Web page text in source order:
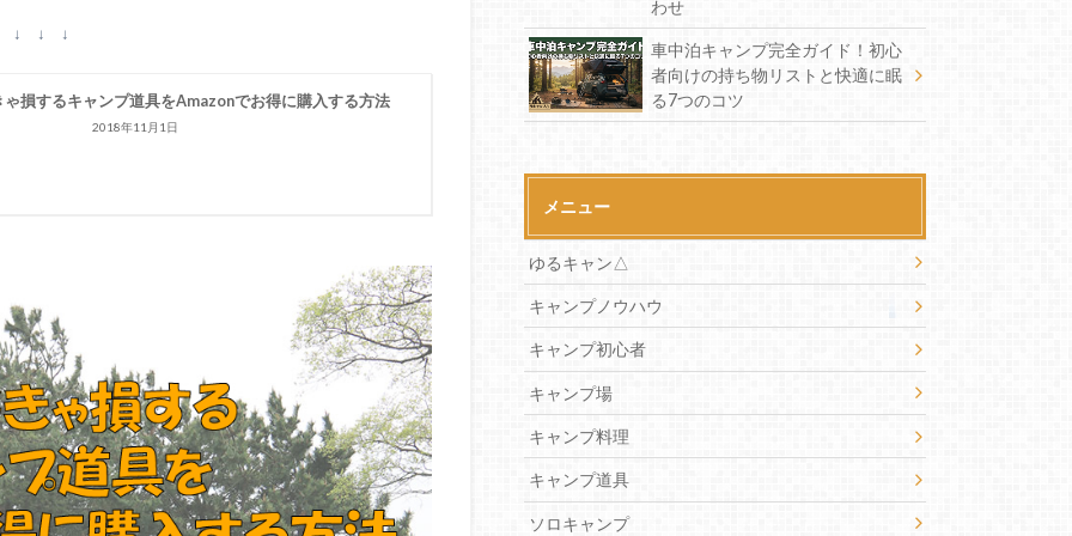
↓ ↓ ↓
ゃ損するキャンプ道具をAmazonでお得に購入する方法
2018年11月1日
わせ
車中泊キャンプ完全ガイド！初心
者向けの持ち物リストと快適に眠
る7つのコツ
メニュー
ゆるキャン△
キャンプノウハウ
キャンプ初心者
キャンプ場
キャンプ料理
キャンプ道具
ソロキャンプ